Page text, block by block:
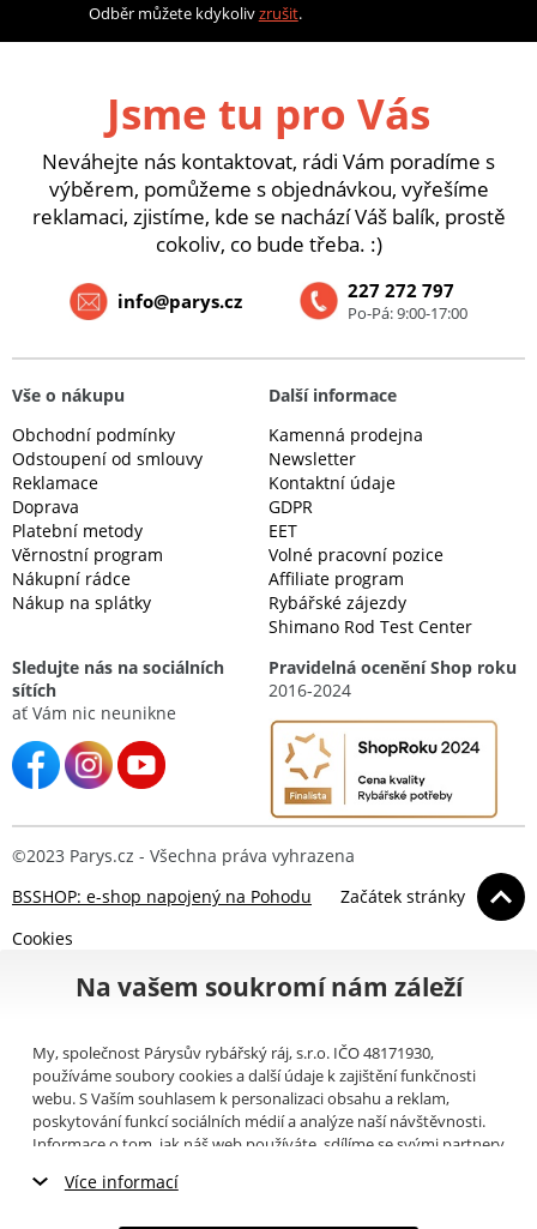
Odběr můžete kdykolivzrušit.
Jsme tu pro Vás
Neváhejte nás kontaktovat, rádi Vám poradíme s
výběrem, pomůžeme s objednávkou, vyřešíme
reklamaci, zjistíme, kde se nachází Váš balík, prostě
cokoliv, co bude třeba. :)
227 272 797
Po-Pá: 9:00-17:00
info@parys.cz
Vše o nákupu
Obchodní podmínky
Odstoupení od smlouvy
Reklamace
Doprava
Platební metody
Věrnostní program
Nákupní rádce
Nákup na splátky
Další informace
Kamenná prodejna
Newsletter
Kontaktní údaje
GDPR
EET
Volné pracovní pozice
Affiliate program
Rybářské zájezdy
Shimano Rod Test Center
Sledujte nás na sociálních
sítích
ať Vám nic neunikne
Pravidelná ocenění Shop roku
2016-2024
©2023 Parys.cz - Všechna práva vyhrazena
BSSHOP: e-shop napojený na Pohodu
Začátek stránky
Cookies
Na vašem soukromí nám záleží
My, společnost Párysův rybářský ráj, s.r.o. IČO 48171930,
používáme soubory cookies a další údaje k zajištění funkčnosti
webu. S Vaším souhlasem k personalizaci obsahu a reklam,
poskytování funkcí sociálních médií a analýze naší návštěvnosti.
Informace o tom, jak náš web používáte, sdílíme se svými partnery
můžete přečíst, jak tyto informace Google používá. Partneři tyto
Více informací
Nezbytné cookies